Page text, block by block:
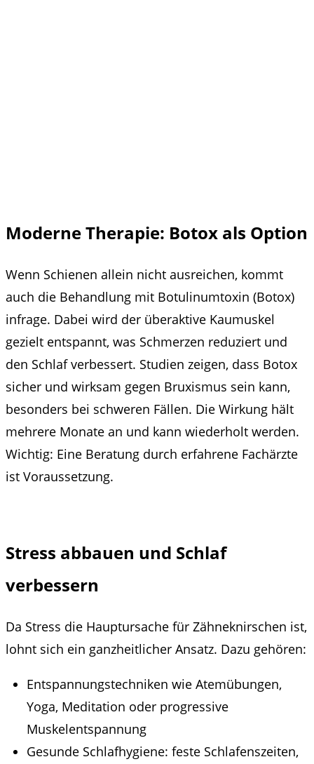
Moderne Therapie: Botox als Option
Wenn Schienen allein nicht ausreichen, kommt
auch die Behandlung mit Botulinumtoxin (Botox)
infrage. Dabei wird der überaktive Kaumuskel
gezielt entspannt, was Schmerzen reduziert und
den Schlaf verbessert. Studien zeigen, dass Botox
sicher und wirksam gegen Bruxismus sein kann,
besonders bei schweren Fällen. Die Wirkung hält
mehrere Monate an und kann wiederholt werden.
Wichtig: Eine Beratung durch erfahrene Fachärzte
ist Voraussetzung.
Stress abbauen und Schlaf
verbessern
Da Stress die Hauptursache für Zähneknirschen ist,
lohnt sich ein ganzheitlicher Ansatz. Dazu gehören:
Entspannungstechniken wie Atemübungen,
Yoga, Meditation oder progressive
Muskelentspannung
Gesunde Schlafhygiene: feste Schlafenszeiten,